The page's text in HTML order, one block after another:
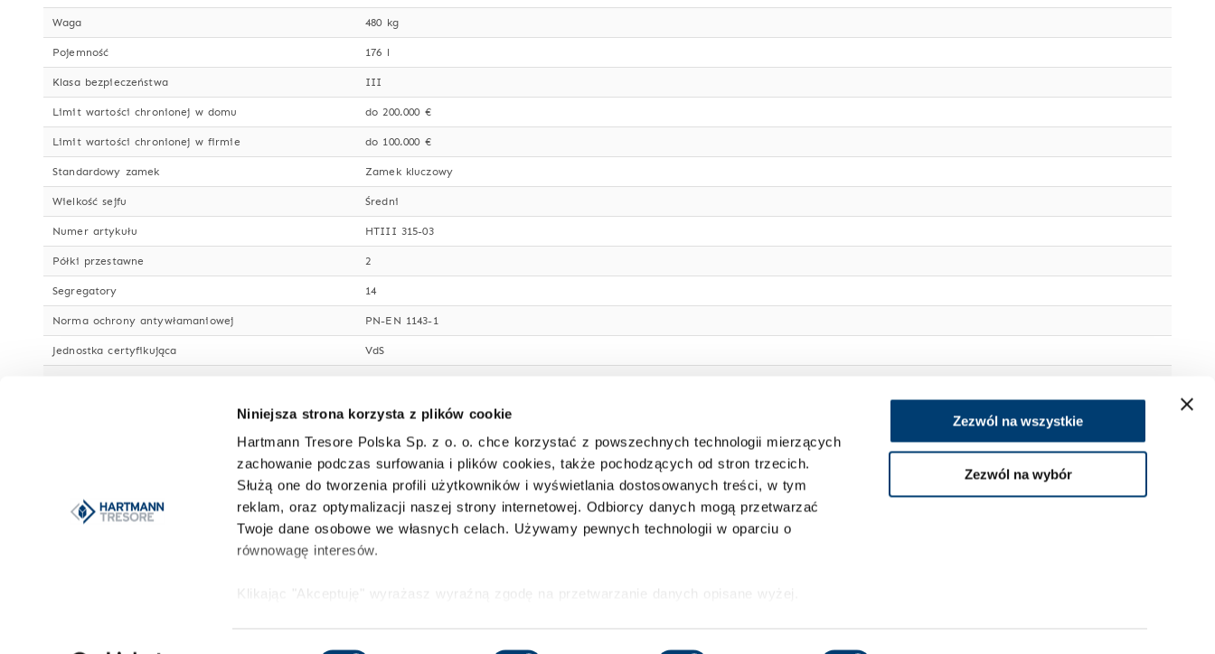
Niniejsza strona korzysta z plików cookie
Hartmann Tresore Polska Sp. z o. o. chce korzystać z powszechnych technologii mierzących
zachowanie podczas surfowania i plików cookies, także pochodzących od stron trzecich.
Służą one do tworzenia profili użytkowników i wyświetlania dostosowanych treści, w tym
reklam, oraz optymalizacji naszej strony internetowej. Odbiorcy danych mogą przetwarzać
Twoje dane osobowe we własnych celach. Używamy pewnych technologii w oparciu o
równowagę interesów.
Klikając "Akceptuję" wyrażasz wyraźną zgodę na przetwarzanie danych opisane wyżej.
Zezwól na wszystkie
Zezwól na wybór
Waga 480 kg
Pojemność 176 l
Klasa bezpieczeństwa III
Limit wartości chronionej w domu do 200.000 €
Limit wartości chronionej w firmie do 100.000 €
Standardowy zamek Zamek kluczowy
Wielkość sejfu Średni
Numer artykułu HTIII 315-03
Półki przestawne 2
Segregatory 14
Norma ochrony antywłamaniowej PN-EN 1143-1
Jednostka certyfikująca VdS
205°
127 mm
45 mm
Lakier/Kolor jasnoszary RAL 7035
Właściwości zamka ryglowanie z trzech stron bolcami stalowymi o średnicy 40 mm, dodatkowo bolce stałe od strony zawiasów
kluczowy o wysokim stopniu bezpieczeństwa (2 klucze)
wysokiej klasy izolacja przeciwogniowa
Przystosowany do kotwienia w ścianie